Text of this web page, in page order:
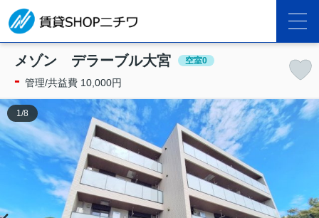
メゾン デラーブル大宮 空室0
- 管理/共益費 10,000円
1/8